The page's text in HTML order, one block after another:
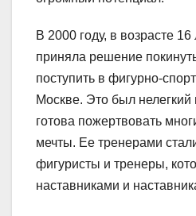
В 2000 году, в возрасте
приняла решение
поступить в фигурно-
Москве. Это был
готова пожертвовать
мечты. Ее тренерами
фигуристы и тренеры,
наставниками и